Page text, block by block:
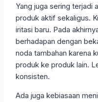
Yang juga sering terjadi
produk aktif sekaligus.
iritasi baru. Pada
berhadapan dengan
noda tambahan karena
produk ke produk lain.
konsisten.
Ada juga kebiasaan